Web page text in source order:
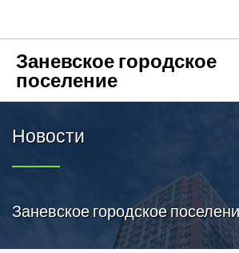
Заневское городское
поселение
Новости
Заневское городское